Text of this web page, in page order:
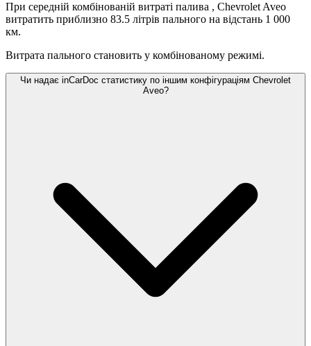
При середній комбінованій витраті палива , Chevrolet Aveo
витратить приблизно 83.5 літрів пального на відстань 1 000
км.
Витрата пального становить у комбінованому режимі.
Чи надає inCarDoc статистику по іншим конфігураціям Chevrolet
Aveo?